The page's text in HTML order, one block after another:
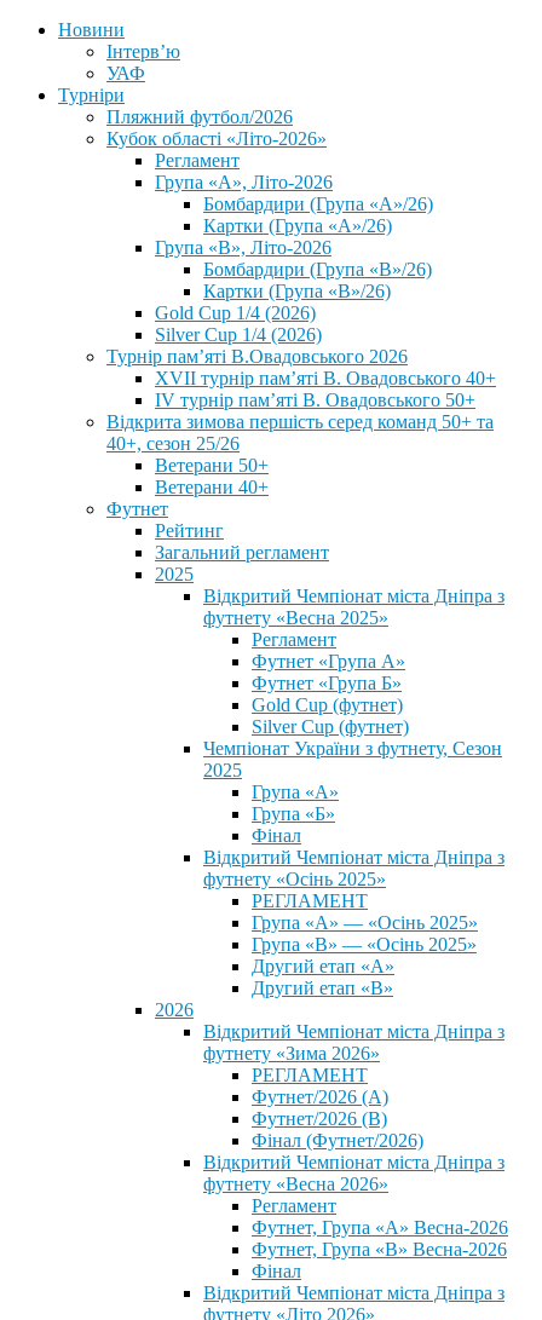
Новини
Інтерв’ю
УАФ
Турніри
Пляжний футбол/2026
Кубок області «Літо-2026»
Регламент
Група «А», Літо-2026
Бомбардири (Група «А»/26)
Картки (Група «А»/26)
Група «В», Літо-2026
Бомбардири (Група «В»/26)
Картки (Група «В»/26)
Gold Cup 1/4 (2026)
Silver Cup 1/4 (2026)
Турнір пам’яті В.Овадовського 2026
XVII турнір пам’яті В. Овадовського 40+
IV турнір пам’яті В. Овадовського 50+
Відкрита зимова першість серед команд 50+ та
40+, сезон 25/26
Ветерани 50+
Ветерани 40+
Футнет
Рейтинг
Загальний регламент
2025
Відкритий Чемпіонат міста Дніпра з
футнету «Весна 2025»
Регламент
Футнет «Група А»
Футнет «Група Б»
Gold Cup (футнет)
Silver Cup (футнет)
Чемпіонат України з футнету, Сезон
2025
Група «А»
Група «Б»
Фінал
Відкритий Чемпіонат міста Дніпра з
футнету «Осінь 2025»
РЕГЛАМЕНТ
Група «А» — «Осінь 2025»
Група «В» — «Осінь 2025»
Другий етап «А»
Другий етап «В»
2026
Відкритий Чемпіонат міста Дніпра з
футнету «Зима 2026»
РЕГЛАМЕНТ
Футнет/2026 (А)
Футнет/2026 (В)
Фінал (Футнет/2026)
Відкритий Чемпіонат міста Дніпра з
футнету «Весна 2026»
Регламент
Футнет, Група «А» Весна-2026
Футнет, Група «В» Весна-2026
Фінал
Відкритий Чемпіонат міста Дніпра з
футнету «Літо 2026»